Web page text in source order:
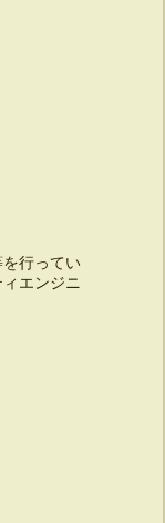
行ってい
エンジニ